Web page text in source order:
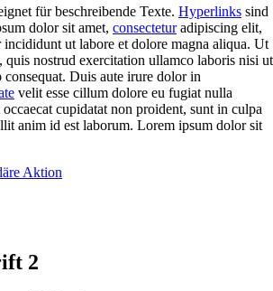
für beschreibende Texte. Hyperlinks sind
dolor sit amet, consecteturadipiscing elit,
incididunt ut labore et dolore magna aliqua. Ut
quis nostrud exercitation ullamco laboris nisi ut
Duis aute irure dolor in
velit esse cillum dolore eu fugiat nulla
cupidatat non proident, sunt in culpa
anim id est laborum. Lorem ipsum dolor sit
Aktion
2